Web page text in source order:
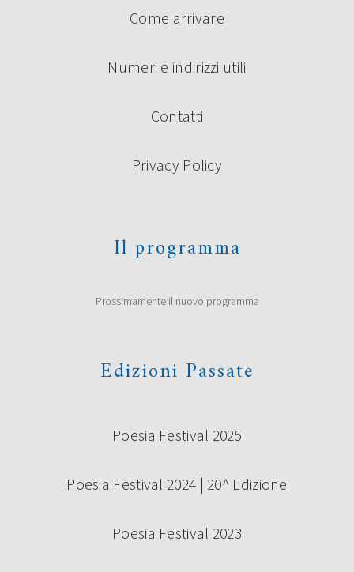
Come arrivare
Numeri e indirizzi utili
Contatti
Privacy Policy
Il programma
Prossimamente il nuovo programma
Edizioni Passate
Poesia Festival 2025
Poesia Festival 2024 | 20^ Edizione
Poesia Festival 2023